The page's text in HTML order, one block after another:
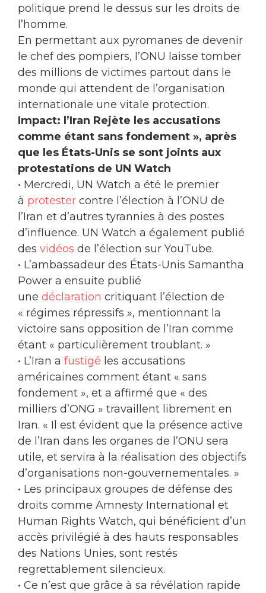
politique prend le dessus sur les droits de
l’homme.
En permettant aux pyromanes de devenir
le chef des pompiers, l’ONU laisse tomber
des millions de victimes partout dans le
monde qui attendent de l’organisation
internationale une vitale protection.
Impact: l’Iran Rejète les accusations
comme étant sans fondement », après
que les États-Unis se sont joints aux
protestations de UN Watch
• Mercredi, UN Watch a été le premier
à protester contre l’élection à l’ONU de
l’Iran et d’autres tyrannies à des postes
d’influence. UN Watch a également publié
des vidéos de l’élection sur YouTube.
• L’ambassadeur des États-Unis Samantha
Power a ensuite publié
une déclaration critiquant l’élection de
« régimes répressifs », mentionnant la
victoire sans opposition de l’Iran comme
étant « particulièrement troublant. »
• L’Iran a fustigé les accusations
américaines comment étant « sans
fondement », et a affirmé que « des
milliers d’ONG » travaillent librement en
Iran. « Il est évident que la présence active
de l’Iran dans les organes de l’ONU sera
utile, et servira à la réalisation des objectifs
d’organisations non-gouvernementales. »
• Les principaux groupes de défense des
droits comme Amnesty International et
Human Rights Watch, qui bénéficient d’un
accès privilégié à des hauts responsables
des Nations Unies, sont restés
regrettablement silencieux.
• Ce n’est que grâce à sa révélation rapide